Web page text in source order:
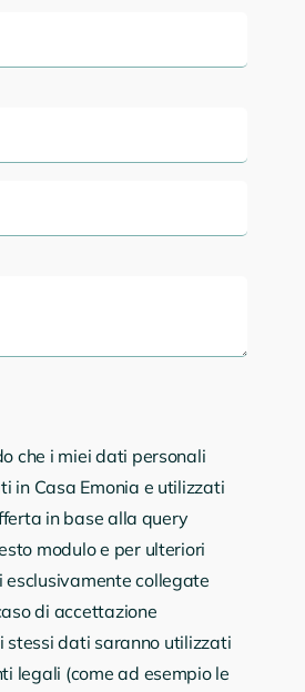
che i miei dati personali
in Casa Emonia e utilizzati
in base alla query
modulo e per ulteriori
esclusivamente collegate
di accettazione
stessi dati saranno utilizzati
legali (come ad esempio le